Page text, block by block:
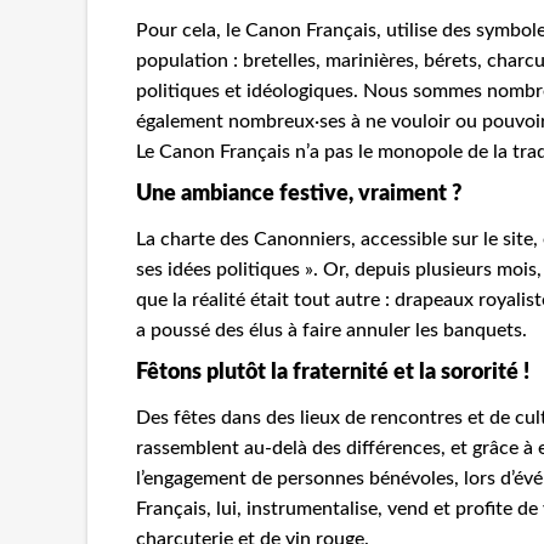
Pour cela, le Canon Français, utilise des
population : bretelles, marinières, bérets,
politiques et idéologiques. Nous sommes
également nombreux·ses à ne vouloir ou
Le Canon Français n’a pas le monopole de la
Une ambiance festive, vraiment ?
La charte des Canonniers, accessible sur le
ses idées politiques ». Or, depuis plusieurs
que la réalité était tout autre : drapeaux
a poussé des élus à faire annuler les banquets.
Fêtons plutôt la fraternité et la sororité !
Des fêtes dans des lieux de rencontres et de
rassemblent au-delà des différences, et grâce
l’engagement de personnes bénévoles, lors
Français, lui, instrumentalise, vend et profite
charcuterie et de vin rouge.